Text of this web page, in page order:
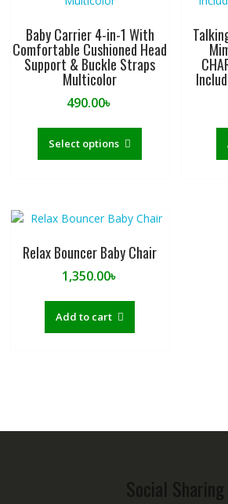
Baby Carrier 4-in-1 With
Comfortable Cushioned Head
Support & Buckle Straps
Multicolor
490.00৳
Select options
This
has
The
may
be
Relax Bouncer Baby Chair
1,350.00৳
Add to cart
Social Sharing